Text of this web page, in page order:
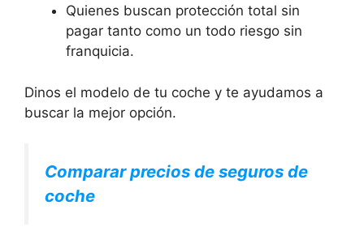
Quienes buscan protección total sin
pagar tanto como un todo riesgo sin
franquicia.
Dinos el modelo de tu coche y te ayudamos a
buscar la mejor opción.
Comparar precios de seguros de
coche